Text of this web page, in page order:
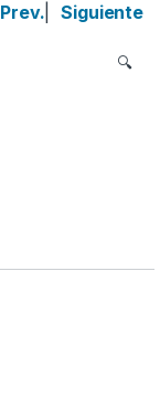
Prev. Siguiente
🔍